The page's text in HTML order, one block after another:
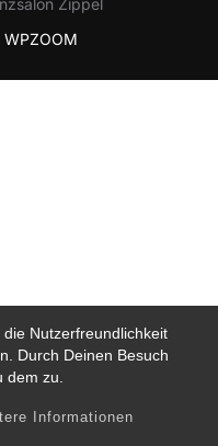
Nutzerfreundlichkeit
Durch Deinen Besuch
dem zu.
Informationen
WPZOOM